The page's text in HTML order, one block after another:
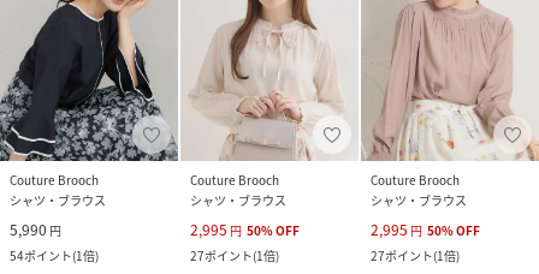
Couture Brooch
シャツ・ブラウス
5,990 円
54ポイント(1倍)
Couture Brooch
シャツ・ブラウス
2,995 円 50%OFF
27ポイント(1倍)
Couture Brooch
シャツ・ブラウス
2,995 円 50%OFF
27ポイント(1倍)